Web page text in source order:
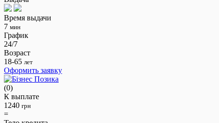
Время выдачи
7 мин
График
24/7
Возраст
18-65 лет
Оформить заявку
(0)
К выплате
1240 грн
=